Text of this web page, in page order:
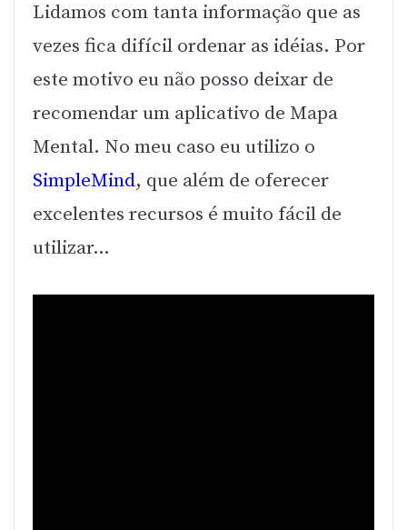
Lidamos com tanta informação que as
vezes fica difícil ordenar as idéias. Por
este motivo eu não posso deixar de
recomendar um aplicativo de Mapa
Mental. No meu caso eu utilizo o
SimpleMind, que além de oferecer
excelentes recursos é muito fácil de
utilizar…